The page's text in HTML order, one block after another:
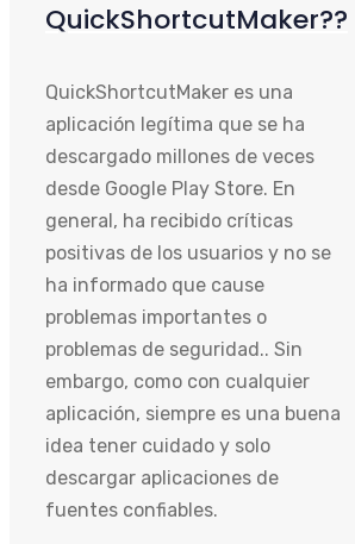
QuickShortcutMaker??
QuickShortcutMaker es una
aplicación legítima que se ha
descargado millones de veces
desde Google Play Store. En
general, ha recibido críticas
positivas de los usuarios y no se
ha informado que cause
problemas importantes o
problemas de seguridad.. Sin
embargo, como con cualquier
aplicación, siempre es una buena
idea tener cuidado y solo
descargar aplicaciones de
fuentes confiables.